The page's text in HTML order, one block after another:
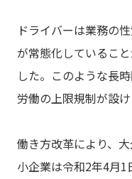
ドライバーは業務の
が常態化しているこ
した。このような長
労働の上限規制が設
働き方改革により、
小企業は令和2年4月